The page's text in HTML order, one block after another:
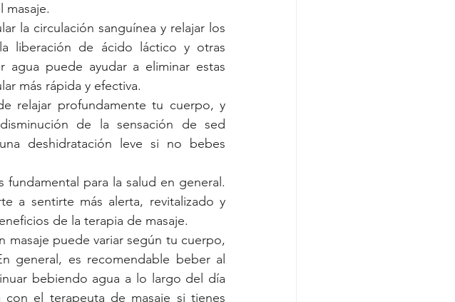
masaje.
la circulación sanguínea y relajar los
liberación de ácido láctico y otras
agua puede ayudar a eliminar estas
más rápida y efectiva.
relajar profundamente tu cuerpo, y
de la sensación de sed
deshidratación leve si no bebes
para la salud en general.
a sentirte más alerta, revitalizado y
de la terapia de masaje.
puede variar según tu cuerpo,
general, es recomendable beber al
bebiendo agua a lo largo del día
con el terapeuta de masaje si tienes